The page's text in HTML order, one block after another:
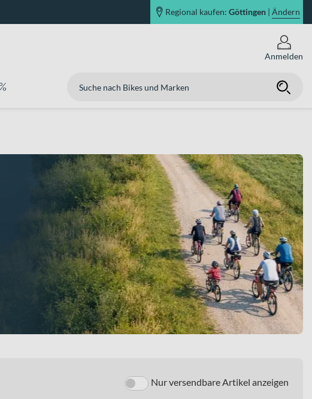
Regional kaufen: Göttingen | Ändern
Anmelden
Nur versendbare Artikel anzeigen